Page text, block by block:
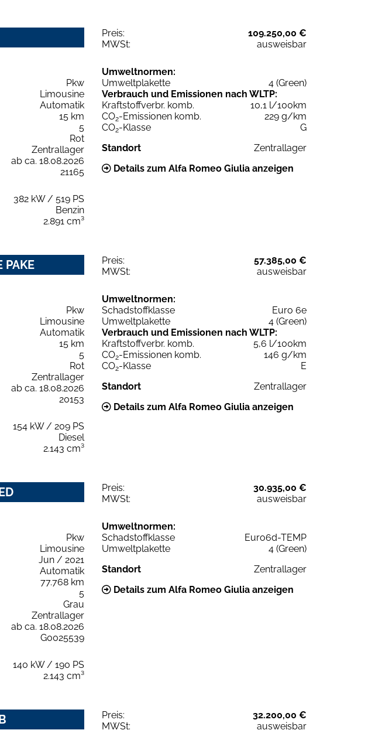
Preis:
109.250,00 €
MWSt:
ausweisbar
Pkw
Limousine
Automatik
15 km
5
Rot
Zentrallager
ab ca. 18.08.2026
21165
382 kW / 519 PS
Benzin
2.891 cm³
Umweltnormen:
Umweltplakette
4 (Green)
Verbrauch und Emissionen nach WLTP:
Kraftstoffverbr. komb.
10,1 l/100km
CO2-Emissionen komb.
229 g/km
CO2-Klasse
G
Standort
Zentrallager
Details zum Alfa Romeo Giulia anzeigen
PAKE Preis:
57.385,00 €
MWSt:
ausweisbar
Pkw
Limousine
Automatik
15 km
5
Rot
Zentrallager
ab ca. 18.08.2026
20153
154 kW / 209 PS
Diesel
2.143 cm³
Umweltnormen:
Schadstoffklasse
Euro 6e
Umweltplakette
4 (Green)
Verbrauch und Emissionen nach WLTP:
Kraftstoffverbr. komb.
5,6 l/100km
CO2-Emissionen komb.
146 g/km
CO2-Klasse
E
Standort
Zentrallager
Details zum Alfa Romeo Giulia anzeigen
Preis:
30.935,00 €
MWSt:
ausweisbar
Pkw
Limousine
Jun / 2021
Automatik
77.768 km
5
Grau
Zentrallager
ab ca. 18.08.2026
G0025539
140 kW / 190 PS
2.143 cm³
Umweltnormen:
Schadstoffklasse
Euro6d-TEMP
Umweltplakette
4 (Green)
Standort
Zentrallager
Details zum Alfa Romeo Giulia anzeigen
Preis:
32.200,00 €
MWSt:
ausweisbar